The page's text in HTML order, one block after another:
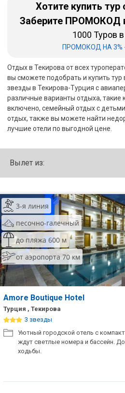
Хотите купить тур
Заберите ПРОМОКОД
1000 Туров
ПРОМОКОД НА 3%
Отдых в Текирова от всех
вы сможете подобрать и купить тур
звезды в Текирова-Турция с
различные варианты отдыха, такие
включено, семейный отдых с
отдых, также вы можете найти
лучшие отели по выгодной цене.
Вылет из:
3-я линия
песочно-галечный
до пляжа 600 м
от аэропорта 70 км
Amore Boutique Hotel
Турция , Текирова
3 звезды
Уютный городской отель с
ждут светлые номера и бассейн.
ходьбы.
Хайнань
Занзибар
Абхазия
Большой Сочи
Кав Мин Воды
Экскурсионные туры
ТОП 10 недорогих отелей
Лучшие отели 4* звезды
Недорогие отели 4*
звезды
Лучшие отели 3* звезды
Недорогие отели 3*
Сетевые отели Турции
Сетевые отели ОАЭ